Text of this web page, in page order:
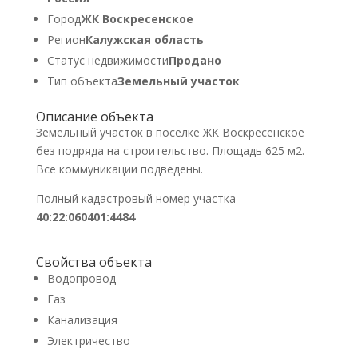
ГородЖК Воскресенское
РегионКалужская область
Статус недвижимостиПродано
Тип объектаЗемельный участок
Описание объекта
Земельный участок в поселке ЖК Воскресенское
без подряда на строительство. Площадь 625 м2.
Все коммуникации подведены.
Полный кадастровый номер участка –
40:22:060401:4484
Свойства объекта
Водопровод
Газ
Канализация
Электричество